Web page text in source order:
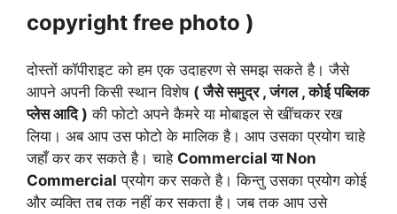
copyright free photo )
दोस्तों कॉपीराइट को हम एक उदाहरण से समझ सकते है। जैसे
आपने अपनी किसी स्थान विशेष ( जैसे समुद्र , जंगल , कोई पब्लिक
प्लेस आदि ) की फोटो अपने कैमरे या मोबाइल से खींचकर रख
लिया। अब आप उस फोटो के मालिक है। आप उसका प्रयोग चाहे
जहाँ कर कर सकते है। चाहे Commercial या Non
Commercial प्रयोग कर सकते है। किन्तु उसका प्रयोग कोई
और व्यक्ति तब तक नहीं कर सकता है। जब तक आप उसे